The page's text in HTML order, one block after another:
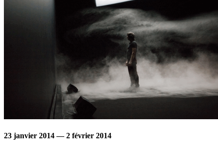
23 janvier 2014 — 2 février 2014